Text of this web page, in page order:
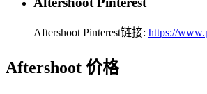
Aftershoot Pinterest链接: https://
Aftershoot 价格